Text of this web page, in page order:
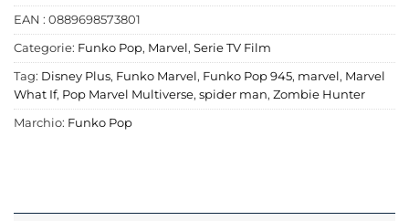
EAN : 0889698573801
Categorie: Funko Pop, Marvel, Serie TV Film
Tag: Disney Plus, Funko Marvel, Funko Pop 945, marvel, Marvel
What If, Pop Marvel Multiverse, spider man, Zombie Hunter
Marchio: Funko Pop